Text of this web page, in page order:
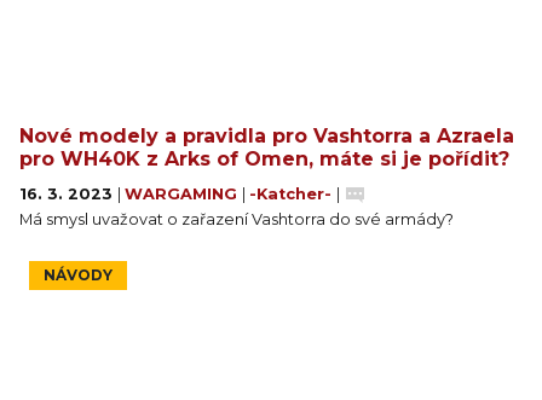
Nové modely a pravidla pro Vashtorra a Azraela
pro WH40K z Arks of Omen, máte si je pořídit?
16. 3. 2023 WARGAMING -Katcher-
Má smysl uvažovat o zařazení Vashtorra do své armády?
NÁVODY